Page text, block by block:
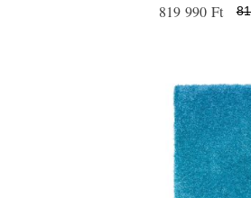
819 990 Ft